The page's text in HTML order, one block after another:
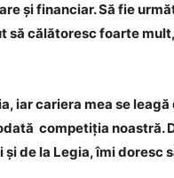
și financiar. Să fie
călătoresc foarte
iar cariera mea se leagă
competiția noastră.
de la Legia, îmi doresc